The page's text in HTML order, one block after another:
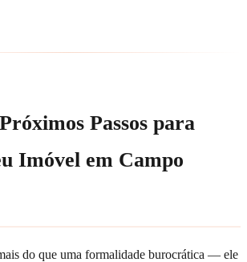
Passos para
Imóvel em Campo
do que uma formalidade burocrática — ele